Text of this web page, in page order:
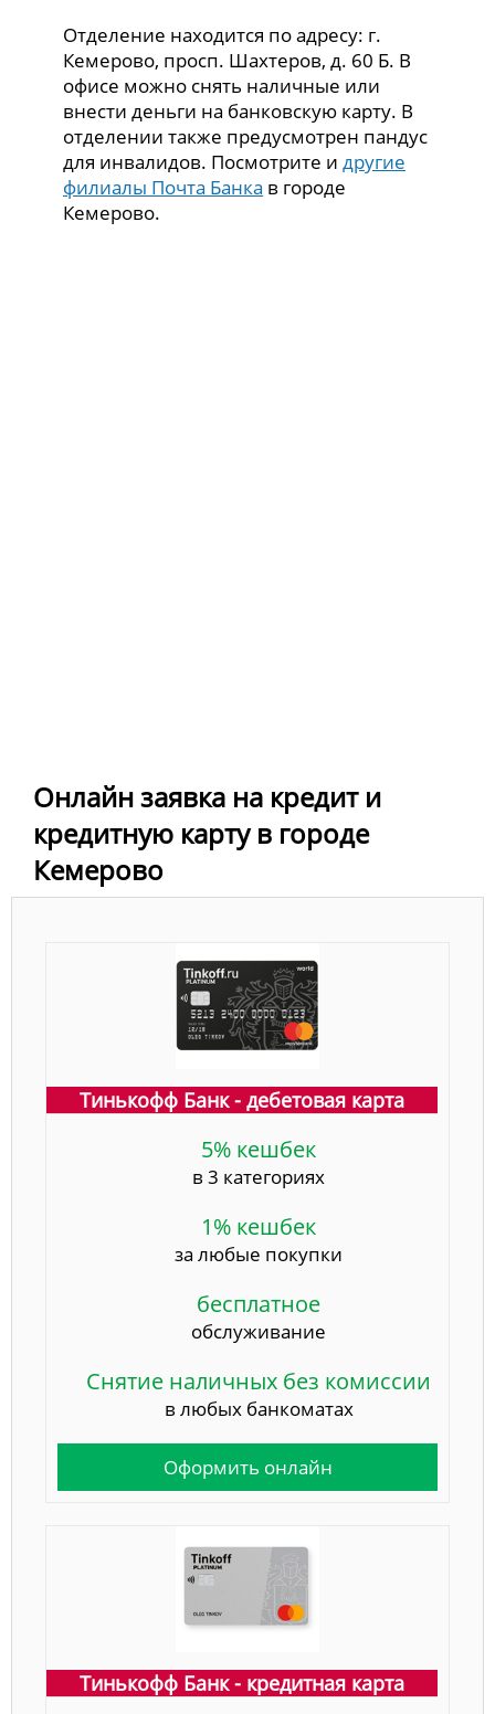
Отделение находится по адресу: г.
Кемерово, просп. Шахтеров, д. 60 Б. В
офисе можно снять наличные или
внести деньги на банковскую карту. В
отделении также предусмотрен пандус
для инвалидов. Посмотрите идругие
филиалы Почта Банка в городе
Кемерово.
Онлайн заявка на кредит и
кредитную карту в городе
Кемерово
Тинькофф Банк - дебетовая карта
5% кешбек
в 3 категориях
1% кешбек
за любые покупки
бесплатное
обслуживание
Снятие наличных без комиссии
в любых банкоматах
Оформить онлайн
Тинькофф Банк - кредитная карта